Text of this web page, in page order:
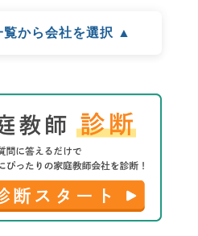
から会社を選択 ▲